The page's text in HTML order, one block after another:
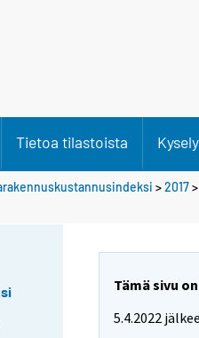
Tietoa tilastoista
>2017>
Tämä sivu
5.4.2022